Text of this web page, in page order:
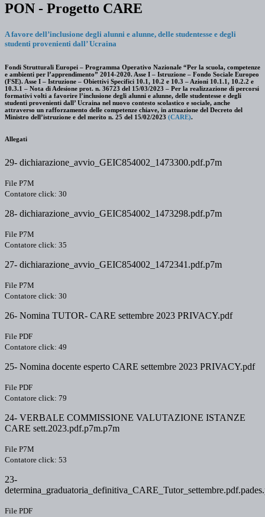
PON - Progetto CARE
A favore dell’inclusione degli alunni e alunne, delle studentesse e degli
studenti provenienti dall’ Ucraina
Fondi Strutturali Europei – Programma Operativo Nazionale “Per la scuola, competenze
e ambienti per l’apprendimento” 2014-2020. Asse I – Istruzione – Fondo Sociale Europeo
(FSE). Asse I – Istruzione – Obiettivi Specifici 10.1, 10.2 e 10.3 – Azioni 10.1.1, 10.2.2 e
10.3.1 – Nota di Adesione prot. n. 36723 del 15/03/2023 – Per la realizzazione di percorsi
formativi volti a favorire l’inclusione degli alunni e alunne, delle studentesse e degli
studenti provenienti dall’ Ucraina nel nuovo contesto scolastico e sociale, anche
attraverso un rafforzamento delle competenze chiave, in attuazione del Decreto del
Ministro dell’istruzione e del merito n. 25 del 15/02/2023 (CARE).
Allegati
29- dichiarazione_avvio_GEIC854002_1473300.pdf.p7m
File P7M
Contatore click: 30
28- dichiarazione_avvio_GEIC854002_1473298.pdf.p7m
File P7M
Contatore click: 35
27- dichiarazione_avvio_GEIC854002_1472341.pdf.p7m
File P7M
Contatore click: 30
26- Nomina TUTOR- CARE settembre 2023 PRIVACY.pdf
File PDF
Contatore click: 49
25- Nomina docente esperto CARE settembre 2023 PRIVACY.pdf
File PDF
Contatore click: 79
24- VERBALE COMMISSIONE VALUTAZIONE ISTANZE
CARE sett.2023.pdf.p7m.p7m
File P7M
Contatore click: 53
23-
File PDF